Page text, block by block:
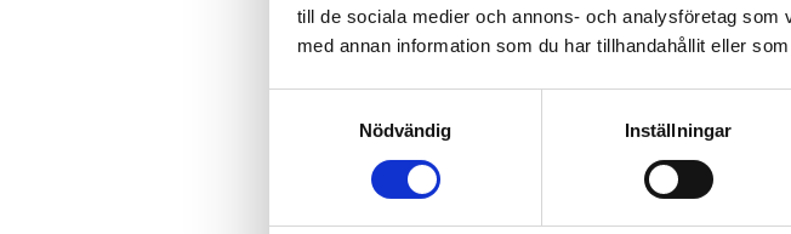
till de sociala medier och annons- och analysföretag
med annan information som du har tillhandahållit eller
Nödvändig
Inställningar